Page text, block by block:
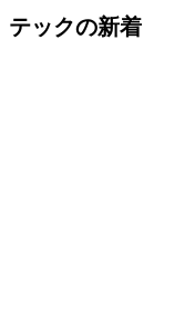
テックの新着